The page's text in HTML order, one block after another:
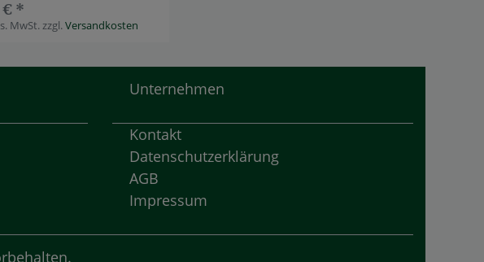
€ *
MwSt.zzgl.Versandkosten
Unternehmen
Kontakt
Datenschutzerklärung
AGB
Impressum